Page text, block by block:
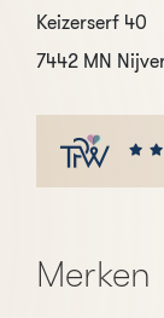
Keizerserf 40
7442 MN
Merken